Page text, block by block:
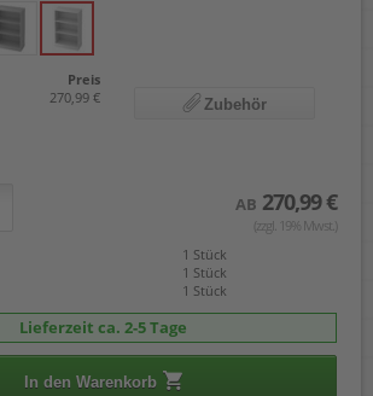
Preis
270,99 € Zubehör
AB 270,99 €
(zzgl. 19% Mwst.)
1 Stück
1 Stück
1 Stück
Lieferzeit ca. 2-5 Tage
In den Warenkorb